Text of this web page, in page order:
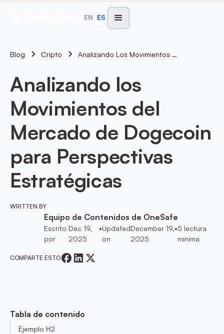
EN ES
Blog Cripto Analizando Los Movimientos Del Mercado De Dogecoin Para Perspectivas Estratégicas
Analizando los
Movimientos del
Mercado de Dogecoin
para Perspectivas
Estratégicas
WRITTEN BY
Equipo de Contenidos de OneSafe
Escrito
por
Dec 19,
2025
•Updated
on
December 19,
2025
•5 lectura
mínima
COMPARTE ESTO
Tabla de contenido
Ejemplo H2